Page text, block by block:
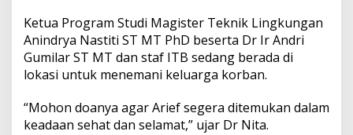
g
,
I
T
u
k
Ketua Program Studi Magister Teknik Lingkungan
Anindrya Nastiti ST MT PhD beserta Dr Ir Andri
Gumilar ST MT dan staf ITB sedang berada di
lokasi untuk menemani keluarga korban.
“Mohon doanya agar Arief segera ditemukan dalam
keadaan sehat dan selamat,” ujar Dr Nita.